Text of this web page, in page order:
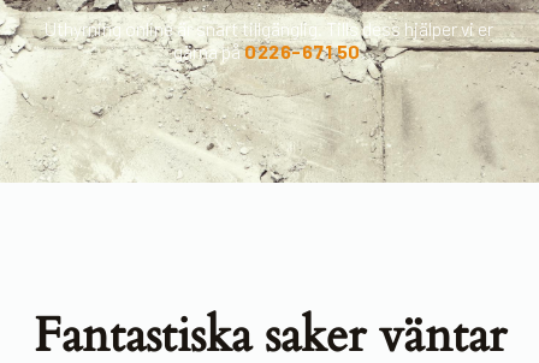
Uthyrning online är snart tillgänglig. Tills dess hjälper vi er
gärna på0226-671 50.
Fantastiska saker väntar